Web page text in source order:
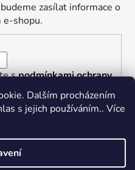
Dalším procházením
s jejich používáním.. Více
zasílat informace o
e-shopu.
spodmínkami ochrany